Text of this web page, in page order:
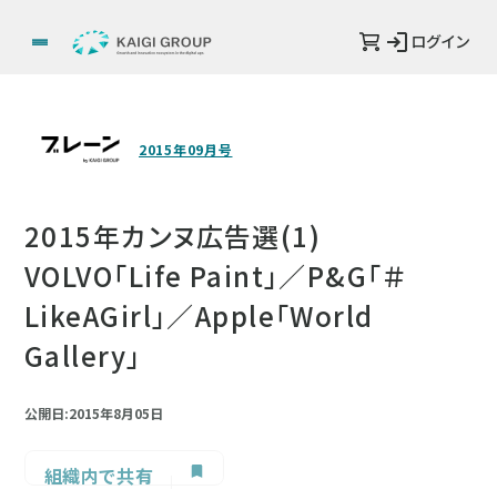
ログイン
2015年09月号
2015年カンヌ広告選(1)
VOLVO「Life Paint」／P&G「＃
LikeAGirl」／Apple「World
Gallery」
公開日:2015年8月05日
組織内で共有